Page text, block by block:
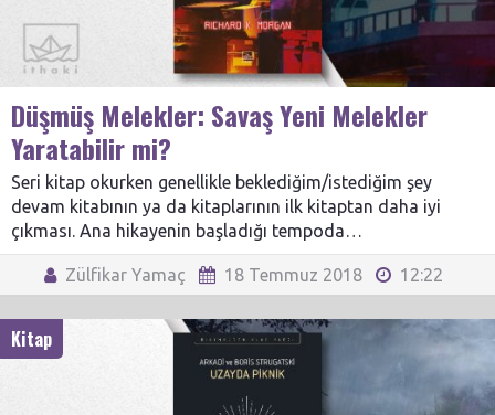
Düşmüş Melekler: Savaş Yeni Melekler
Yaratabilir mi?
Seri kitap okurken genellikle beklediğim/istediğim şey
devam kitabının ya da kitaplarının ilk kitaptan daha iyi
çıkması. Ana hikayenin başladığı tempoda…
Zülfikar Yamaç 18 Temmuz 2018 12:22
Kitap